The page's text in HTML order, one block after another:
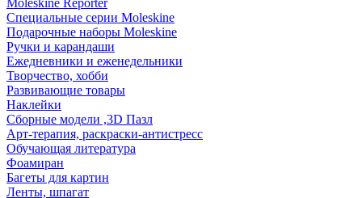
Moleskine Reporter
Специальные серии Moleskine
Подарочные наборы Moleskine
Ручки и карандаши
Ежедневники и еженедельники
Творчество, хобби
Развивающие товары
Наклейки
Сборные модели ,3D Пазл
Арт-терапия, раскраски-антистресс
Обучающая литература
Фоамиран
Багеты для картин
Ленты, шпагат